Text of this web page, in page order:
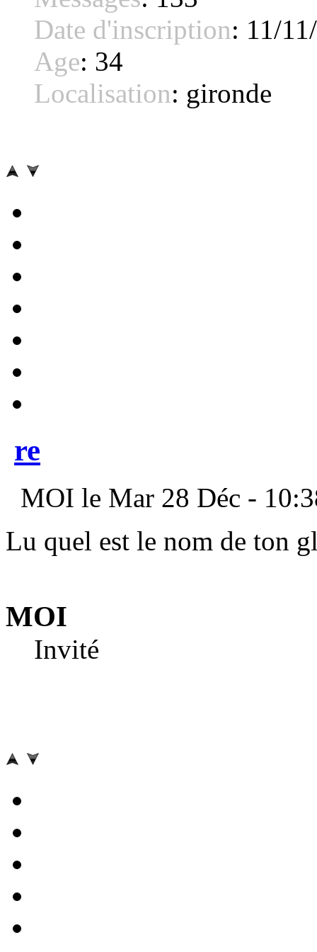
Date d'inscription: 11/
Age: 34
Localisation: gironde
re
MOI le Mar 28 Déc -
Lu quel est le nom de ton
MOI
Invité